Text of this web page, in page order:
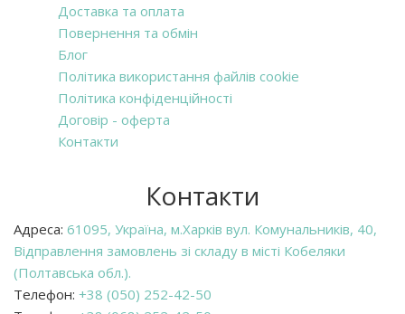
Доставка та оплата
Повернення та обмін
Блог
Політика використання файлів cookie
Політика конфіденційності
Договір - оферта
Контакти
Контакти
Адреса: 61095, Україна, м.Харків вул. Комунальників, 40,
Відправлення замовлень зі складу в місті Кобеляки
(Полтавська обл.).
Телефон: +38 (050) 252-42-50